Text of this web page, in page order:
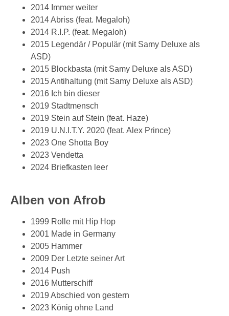
2014 Immer weiter
2014 Abriss (feat. Megaloh)
2014 R.I.P. (feat. Megaloh)
2015 Legendär / Populär (mit Samy Deluxe als
ASD)
2015 Blockbasta (mit Samy Deluxe als ASD)
2015 Antihaltung (mit Samy Deluxe als ASD)
2016 Ich bin dieser
2019 Stadtmensch
2019 Stein auf Stein (feat. Haze)
2019 U.N.I.T.Y. 2020 (feat. Alex Prince)
2023 One Shotta Boy
2023 Vendetta
2024 Briefkasten leer
Alben von Afrob
1999 Rolle mit Hip Hop
2001 Made in Germany
2005 Hammer
2009 Der Letzte seiner Art
2014 Push
2016 Mutterschiff
2019 Abschied von gestern
2023 König ohne Land